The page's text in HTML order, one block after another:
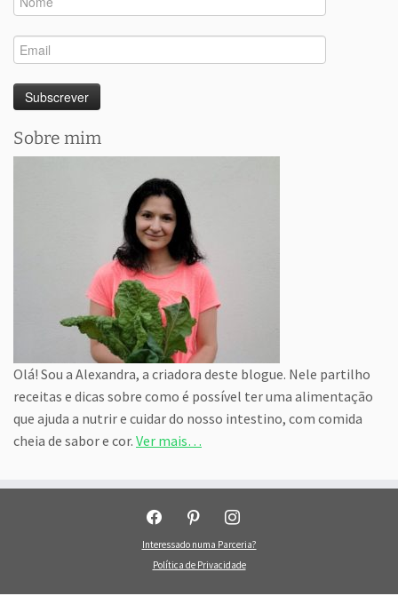
Sobre mim
Olá! Sou a Alexandra, a criadora deste blogue. Nele partilho
receitas e dicas sobre como é possível ter uma alimentação
que ajuda a nutrir e cuidar do nosso intestino, com comida
cheia de sabor e cor. Ver mais…
facebook pinterest instagram
Interessado numa Parceria?
Política de Privacidade